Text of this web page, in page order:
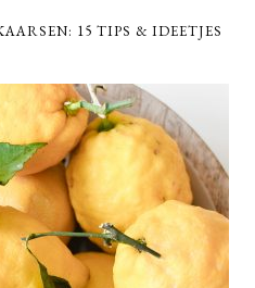
15 TIPS & IDEETJES